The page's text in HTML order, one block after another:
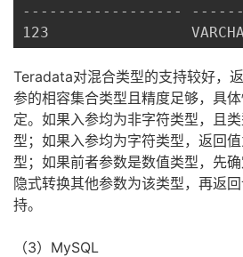
------------------
123
Teradata对混合类型的支持较好，
参的相容集合类型且精度足够，具
定。如果入参均为非字符类型，且
型；如果入参均为字符类型，返回
型；如果前者参数是数值类型，先确
隐式转换其他参数为该类型，再返
持。
（3）MySQL